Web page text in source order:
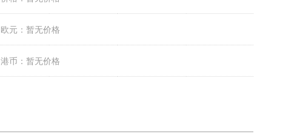
欧元： 暂无价格
港币： 暂无价格